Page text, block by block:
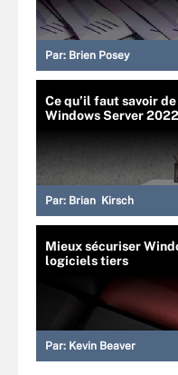
Par: Brien Posey
Ce qu’il faut savoir
Windows Server 2022
Par: Brian Kirsch
Mieux sécuriser
logiciels tiers
Par: Kevin Beaver